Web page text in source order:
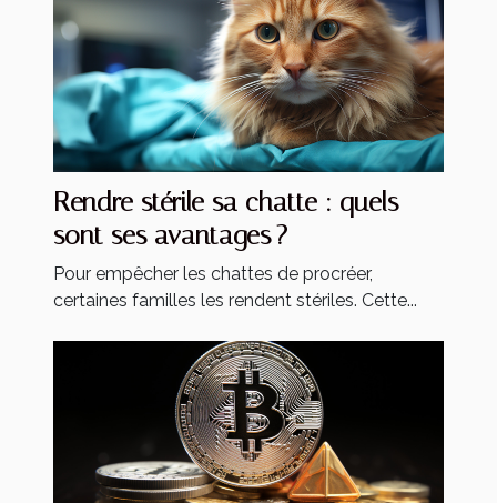
Rendre stérile sa chatte : quels
sont ses avantages ?
Pour empêcher les chattes de procréer,
certaines familles les rendent stériles. Cette...